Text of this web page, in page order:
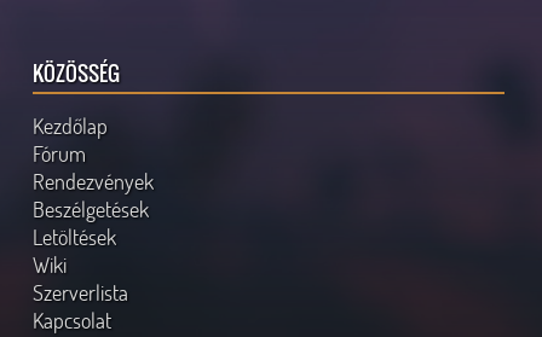
KÖZÖSSÉG
Kezdőlap
Fórum
Rendezvények
Beszélgetések
Letöltések
Wiki
Szerverlista
Kapcsolat